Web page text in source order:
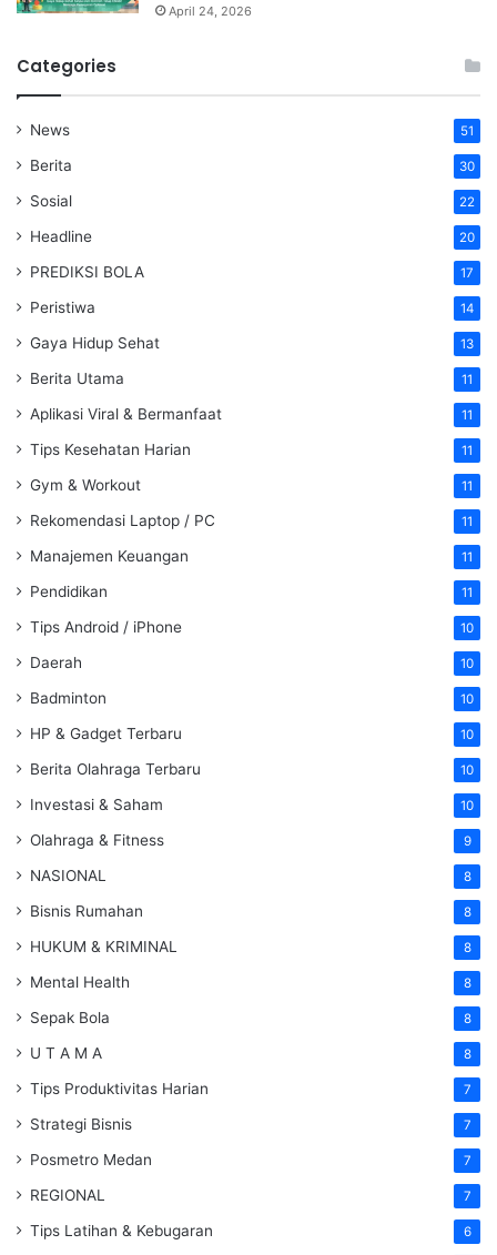
April 24, 2026
Categories
News 51
Berita 30
Sosial 22
Headline 20
PREDIKSI BOLA 17
Peristiwa 14
Gaya Hidup Sehat 13
Berita Utama 11
Aplikasi Viral & Bermanfaat 11
Tips Kesehatan Harian 11
Gym & Workout 11
Rekomendasi Laptop / PC 11
Manajemen Keuangan 11
Pendidikan 11
Tips Android / iPhone 10
Daerah 10
Badminton 10
HP & Gadget Terbaru 10
Berita Olahraga Terbaru 10
Investasi & Saham 10
Olahraga & Fitness 9
NASIONAL 8
Bisnis Rumahan 8
HUKUM & KRIMINAL 8
Mental Health 8
Sepak Bola 8
U T A M A 8
Tips Produktivitas Harian 7
Strategi Bisnis 7
Posmetro Medan 7
REGIONAL 7
Tips Latihan & Kebugaran 6